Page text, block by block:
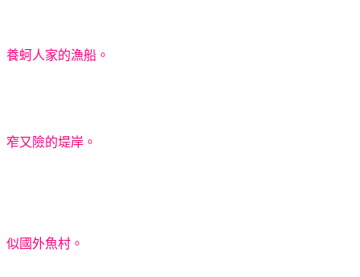
養蚵人家的漁船。
窄又險的堤岸。
似國外魚村。